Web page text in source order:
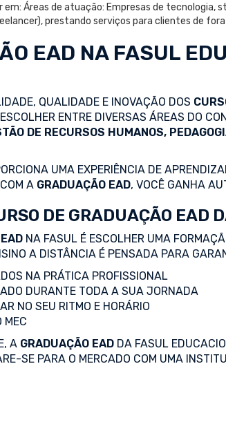
Áreas de atuação: Empresas de
prestando serviços para clientes de fora
EAD NA FASUL
QUALIDADE E INOVAÇÃO DOS
ENTRE DIVERSAS ÁREAS DO
DE RECURSOS HUMANOS,
UMA EXPERIÊNCIA DE
A GRADUAÇÃO EAD, VOCÊ GANHA
DE GRADUAÇÃO EAD
NA FASUL É ESCOLHER UMA
A DISTÂNCIA É PENSADA PARA
NA PRÁTICA PROFISSIONAL
DURANTE TODA A SUA JORNADA
NO SEU RITMO E HORÁRIO
MEC
A GRADUAÇÃO EAD DA FASUL
SE PARA O MERCADO COM UMA